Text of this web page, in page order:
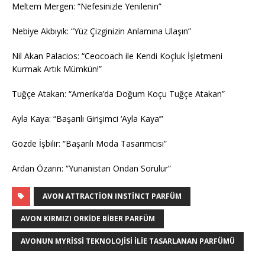
Meltem Mergen: “Nefesinizle Yenilenin”
Nebiye Akbıyık: “Yüz Çizginizin Anlamına Ulaşın”
Nil Akan Palacios: “Ceocoach ile Kendi Koçluk İşletmeni
Kurmak Artık Mümkün!”
Tuğçe Atakan: “Amerika’da Doğum Koçu Tuğçe Atakan”
Ayla Kaya: “Başarılı Girişimci ‘Ayla Kaya’”
Gözde İşbilir: “Başarılı Moda Tasarımcısı”
Ardan Özarın: “Yunanistan Ondan Sorulur”
AVON ATTRACTION INSTINCT PARFÜM
AVON KIRMIZI ORKIDE BIBER PARFÜM
AVONUN MYRISSI TEKNOLOJISI ILIE TASARLANAN PARFÜMÜ